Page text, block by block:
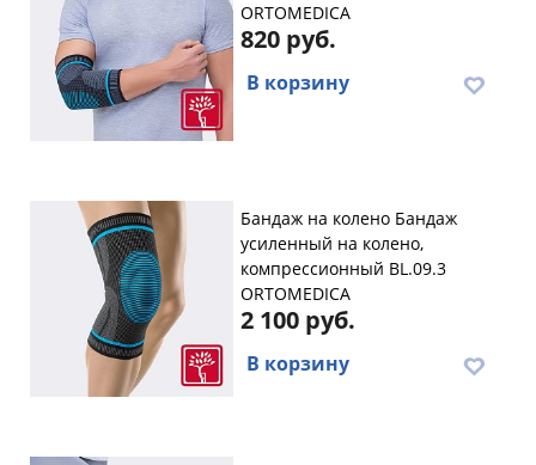
ORTOMEDICA
820 руб.
В корзину
Бандаж на колено Бандаж
усиленный на колено,
компрессионный BL.09.3
ORTOMEDICA
2 100 руб.
В корзину